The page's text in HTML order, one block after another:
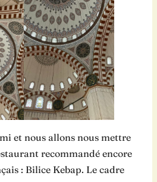
et nous allons nous mettre
recommandé encore
: Bilice Kebap. Le cadre